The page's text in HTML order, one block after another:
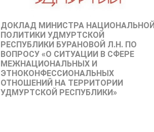
ДОКЛАД МИНИСТРА НАЦИОНАЛЬНОЙ
ПОЛИТИКИ УДМУРТСКОЙ
РЕСПУБЛИКИ БУРАНОВОЙ Л.Н. ПО
ВОПРОСУ «О СИТУАЦИИ В СФЕРЕ
МЕЖНАЦИОНАЛЬНЫХ И
ЭТНОКОНФЕССИОНАЛЬНЫХ
ОТНОШЕНИЙ НА ТЕРРИТОРИИ
УДМУРТСКОЙ РЕСПУБЛИКИ»